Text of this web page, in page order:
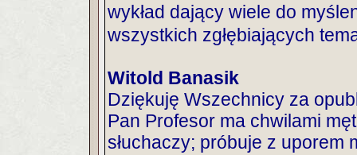
wykład dający wiele do
wszystkich zgłębiających
Witold Banasik
Dziękuję Wszechnicy za
Pan Profesor ma chwilami
słuchaczy; próbuje z uporem